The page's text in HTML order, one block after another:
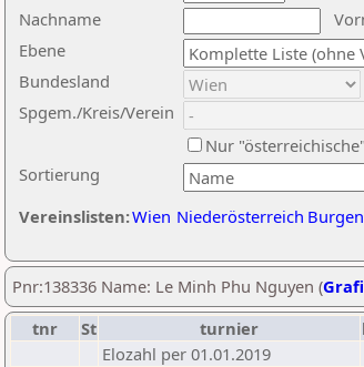
Nachname
Ebene
Sortierung
Bundesland
Spgem./Kreis/Verein
Nur
Vereinslisten:Wien Niederösterreich
Pnr:138336 Name: Le Minh Phu Nguyen (
tnr
St turnier
Elozahl per 01.01.2019